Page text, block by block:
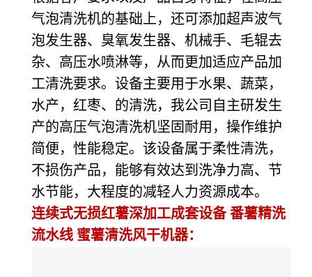
气泡清洗机的基础上，还可添加超声波气
泡发生器、臭氧发生器、机械手、毛辊去
杂、高压水喷淋等，从而更加适应产品加
工清洗要求。设备主要用于水果、蔬菜，
水产，红枣、的清洗，我公司自主研发生
产的高压气泡清洗机坚固耐用，操作维护
简便，性能稳定。该设备属于柔性清洗，
不损伤产品，能够有效达到洗净力高、节
水节能，大程度的减轻人力资源成本。
连续式无损红薯深加工成套设备 番薯精洗
流水线 蜜薯清洗风干机器：